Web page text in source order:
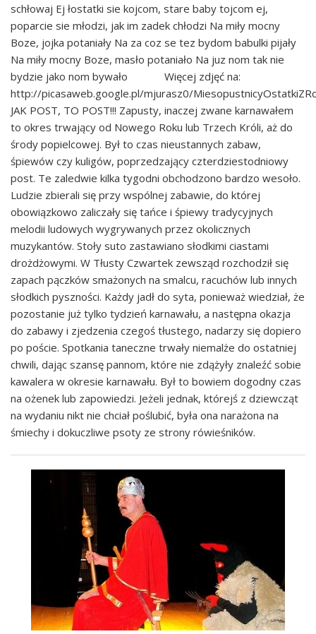
schłowaj Ej łostatki sie kojcom, stare baby tojcom ej,
poparcie sie młodzi, jak im zadek chłodzi Na miły mocny
Boze, jojka potaniały Na za coz se tez bydom babulki pijały
Na miły mocny Boze, masło potaniało Na juz nom tak nie
bydzie jako nom bywało Więcej zdjęć na:
http://picasaweb.google.pl/mjurasz0/
JAK POST, TO POST!!! Zapusty, inaczej zwane karnawałem
to okres trwający od Nowego Roku lub Trzech Króli, aż do
środy popielcowej. Był to czas nieustannych zabaw,
śpiewów czy kuligów, poprzedzający czterdziestodniowy
post. Te zaledwie kilka tygodni obchodzono bardzo wesoło.
Ludzie zbierali się przy wspólnej zabawie, do której
obowiązkowo zaliczały się tańce i śpiewy tradycyjnych
melodii ludowych wygrywanych przez okolicznych
muzykantów. Stoły suto zastawiano słodkimi ciastami
drożdżowymi. W Tłusty Czwartek zewsząd rozchodził się
zapach pączków smażonych na smalcu, racuchów lub innych
słodkich pyszności. Każdy jadł do syta, ponieważ wiedział, że
pozostanie już tylko tydzień karnawału, a następna okazja
do zabawy i zjedzenia czegoś tłustego, nadarzy się dopiero
po poście. Spotkania taneczne trwały niemalże do ostatniej
chwili, dając szansę pannom, które nie zdążyły znaleźć sobie
kawalera w okresie karnawału. Był to bowiem dogodny czas
na ożenek lub zapowiedzi. Jeżeli jednak, którejś z dziewcząt
na wydaniu nikt nie chciał poślubić, była ona narażona na
śmiechy i dokuczliwe psoty ze strony rówieśników.